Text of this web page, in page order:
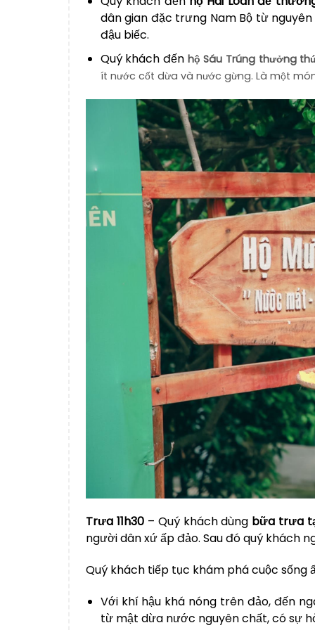
dân gian đặc trưng Nam Bộ từ
đậu biếc.
Quý khách đến hộ Sáu Trúng thưởng
ít nước cốt dừa và nước gừng. Là một
Trưa 11h30– Quý khách dùng bữa trưa
người dân xứ ấp đảo. Sau đó quý khách
Quý khách tiếp tục khám phá cuộc sống
Với khí hậu khá nóng trên đảo, đến
từ mật dừa nước nguyên chất, có sự